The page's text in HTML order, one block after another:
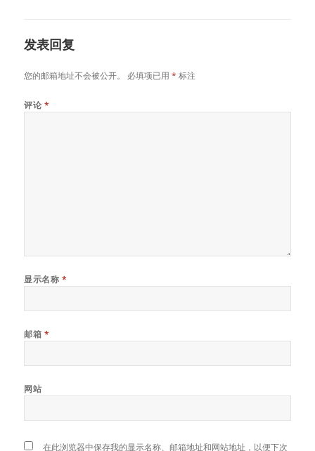
发表回复
您的邮箱地址不会被公开。 必填项已用* 标注
评论 *
显示名称 *
邮箱 *
网站
在此浏览器中保存我的显示名称、邮箱地址和网站地址，以便下次